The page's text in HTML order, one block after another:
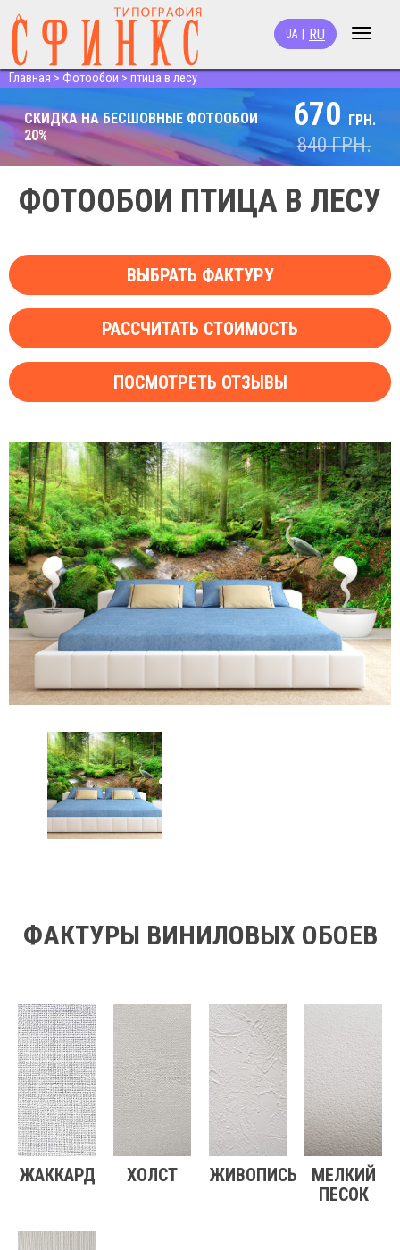
Toggle
UA RU
Главная > Фотообои > птица в лесу
СКИДКА НА БЕСШОВНЫЕ ФОТООБОИ
20%
670 ГРН.
840ГРН.
ФОТООБОИ ПТИЦА В ЛЕСУ
ВЫБРАТЬ ФАКТУРУ
РАССЧИТАТЬ СТОИМОСТЬ
ПОСМОТРЕТЬ ОТЗЫВЫ
ФАКТУРЫ ВИНИЛОВЫХ ОБОЕВ
ЖАККАРД ХОЛСТ ЖИВОПИСЬ
МЕЛКИЙ
ПЕСОК